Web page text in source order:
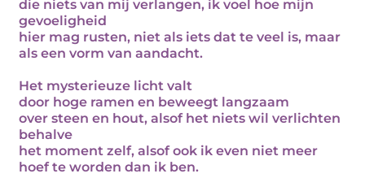
die niets van mij verlangen, ik voel hoe mijn
gevoeligheid
hier mag rusten, niet als iets dat te veel is, maar
als een vorm van aandacht.
Het mysterieuze licht valt
door hoge ramen en beweegt langzaam
over steen en hout, alsof het niets wil verlichten
behalve
het moment zelf, alsof ook ik even niet meer
hoef te worden dan ik ben.